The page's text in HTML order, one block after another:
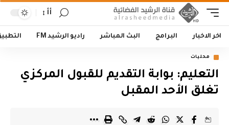
أأ
اخر الاخبار البرامج البث المباشر راديو الرشيد FM
محليات
التعليم: بوابة التقديم للقبول المركزي
تغلق الأحد المقبل